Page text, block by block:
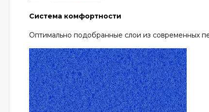
Система комфортности
Оптимально подобранные слои из современных